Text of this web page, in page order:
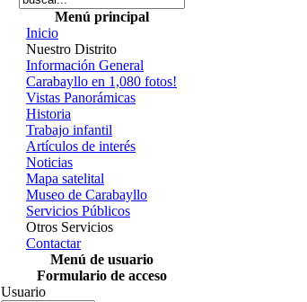
Menú principal
Inicio
Nuestro Distrito
Información General
Carabayllo en 1,080 fotos!
Vistas Panorámicas
Historia
Trabajo infantil
Artículos de interés
Noticias
Mapa satelital
Museo de Carabayllo
Servicios Públicos
Otros Servicios
Contactar
Menú de usuario
Formulario de acceso
Usuario